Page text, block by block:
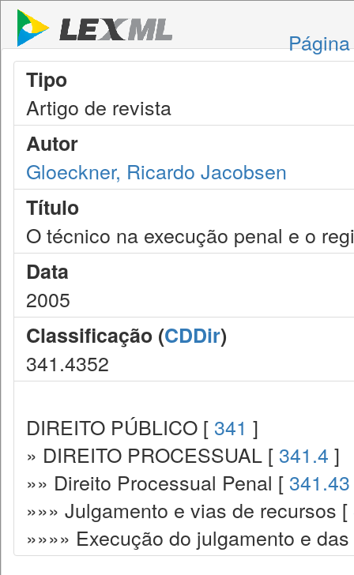
Tipo
Artigo de revista
Autor
Gloeckner, Ricardo Jacobsen
Título
O técnico na execução penal e o
Data
2005
Classificação (CDDir)
341.4352
DIREITO PÚBLICO [ 341 ]
» DIREITO PROCESSUAL [ 341.4 ]
»» Direito Processual Penal [ 341.43
»»» Julgamento e vias de recursos [
»»»» Execução do julgamento e